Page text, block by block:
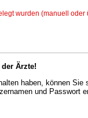
wurden (manuell oder
Ärzte!
haben, können Sie
und Passwort